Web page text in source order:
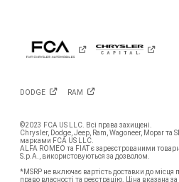
Instagram
YouTube
Facebook
DODGE RAM
©2023 FCA US LLC. Всі права захищені.
Chrysler, Dodge, Jeep, Ram, Wagoneer, Mopar та
марками FCA US LLC.
ALFA ROMEO та FIAT є зареєстрованими
S.p.A., використовуються за дозволом.
*MSRP не включає вартість доставки до місця
право власності та реєстрацію. Ціна вказана